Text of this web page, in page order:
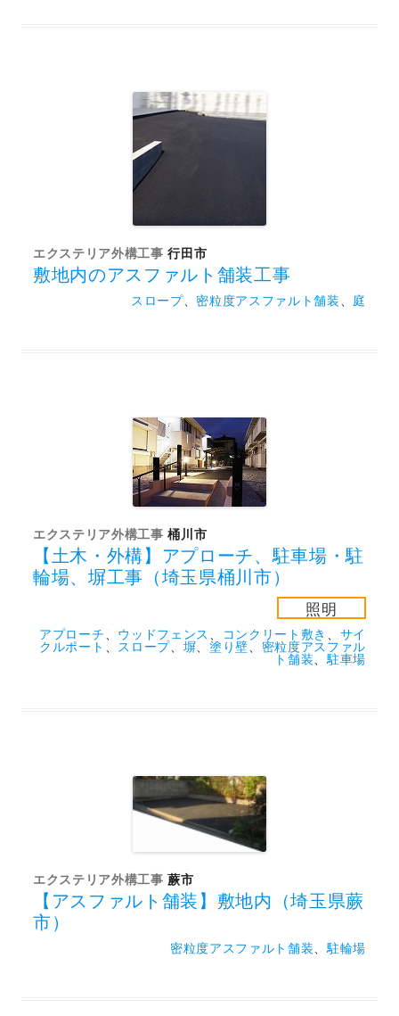
エクステリア外構工事 行田市
敷地内のアスファルト舗装工事
スロープ、 密粒度アスファルト舗装 庭
エクステリア外構工事 桶川市
【土木・外構】アプローチ、駐車場・駐
輪場、塀工事（埼玉県桶川市）
照明
アプローチ ウッドフェンス コンクリート敷き
サイ
クルポート
スロープ、 塀 塗り壁
密粒度アスファル
ト舗装
駐車場
エクステリア外構工事 蕨市
【アスファルト舗装】敷地内（埼玉県蕨
市）
密粒度アスファルト舗装 駐輪場